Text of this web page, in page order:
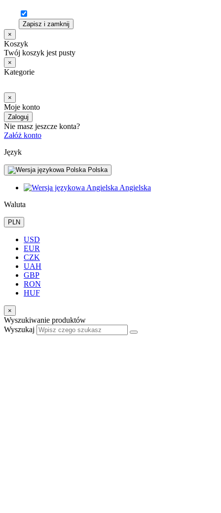
Zapisz i zamknij
×
Koszyk
Twój koszyk jest pusty
×
Kategorie
×
Moje konto
Zaloguj
Nie masz jeszcze konta?
Załóż konto
Język
Polska
Angielska
Waluta
PLN
USD
EUR
CZK
UAH
GBP
RON
HUF
×
Wyszukiwanie produktów
Wyszukaj